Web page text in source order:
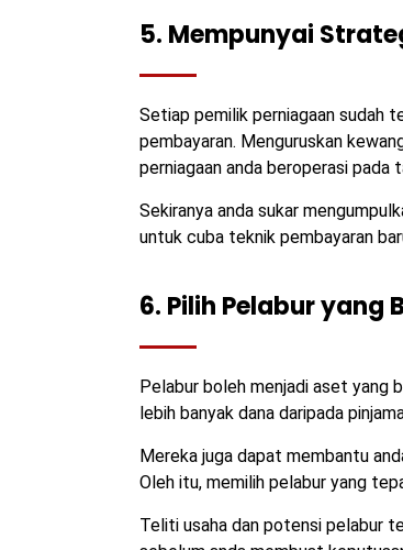
5. Mempunyai
Setiap pemilik perniagaan sudah
pembayaran. Menguruskan
perniagaan anda beroperasi pada
Sekiranya anda sukar
untuk cuba teknik pembayaran
6. Pilih Pelabur yang
Pelabur boleh menjadi aset yang
lebih banyak dana daripada
Mereka juga dapat membantu
Oleh itu, memilih pelabur yang
Teliti usaha dan potensi pelabur